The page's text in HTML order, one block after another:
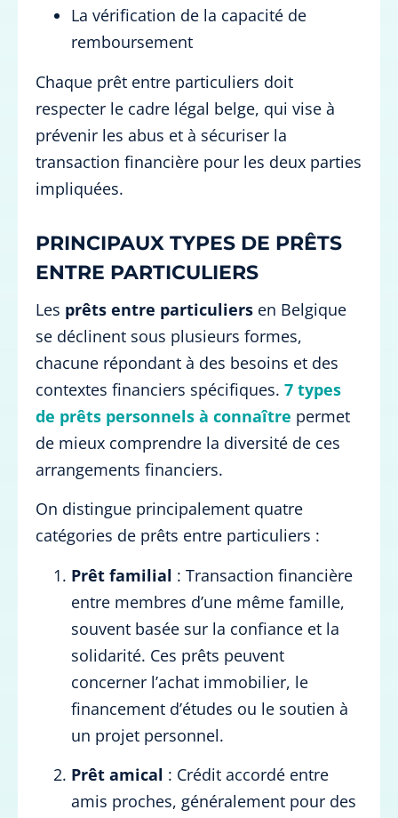
La vérification de la capacité de
remboursement
Chaque prêt entre particuliers doit
respecter le cadre légal belge, qui vise à
prévenir les abus et à sécuriser la
transaction financière pour les deux parties
impliquées.
PRINCIPAUX TYPES DE PRÊTS
ENTRE PARTICULIERS
Les prêts entre particuliers en Belgique
se déclinent sous plusieurs formes,
chacune répondant à des besoins et des
contextes financiers spécifiques. 7 types
de prêts personnels à connaître permet
de mieux comprendre la diversité de ces
arrangements financiers.
On distingue principalement quatre
catégories de prêts entre particuliers :
Prêt familial : Transaction financière
entre membres d’une même famille,
souvent basée sur la confiance et la
solidarité. Ces prêts peuvent
concerner l’achat immobilier, le
financement d’études ou le soutien à
un projet personnel.
Prêt amical : Crédit accordé entre
amis proches, généralement pour des